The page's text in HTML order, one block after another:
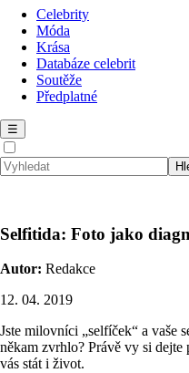
Celebrity
Móda
Krása
Databáze celebrit
Soutěže
Předplatné
☰
Selfitida: Foto jako
Autor: Redakce
12. 04. 2019
Jste milovníci „selfíček“ a vaše
někam zvrhlo? Právě vy si dejte
vás stát i život.